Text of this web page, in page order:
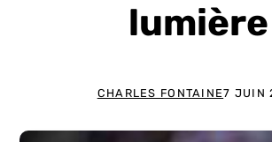
lumière
CHARLES FONTAINE7 JUIN